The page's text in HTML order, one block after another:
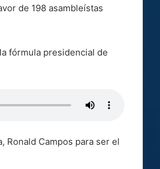
de 198 asambleístas
fórmula presidencial de
Ronald Campos para ser el